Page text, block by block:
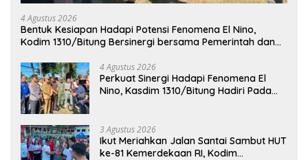
4 Agustus 2026
Bentuk Kesiapan Hadapi Potensi Fenomena El Nino,
Kodim 1310/Bitung Bersinergi bersama Pemerintah dan
Bencana
4 Agustus 2026
Perkuat Sinergi Hadapi Fenomena El
Nino, Kasdim 1310/Bitung Hadiri Pada
3 Agustus 2026
Ikut Meriahkan Jalan Santai Sambut HUT
ke-81 Kemerdekaan RI, Kodim